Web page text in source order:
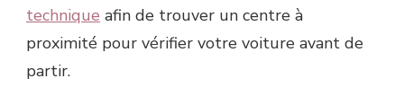
technique afin de trouver un centre à
proximité pour vérifier votre voiture avant de
partir.